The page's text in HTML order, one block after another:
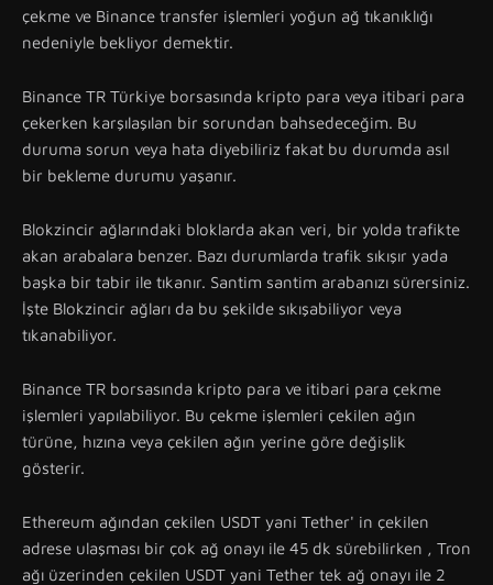
çekme ve Binance transfer işlemleri yoğun ağ tıkanıklığı
nedeniyle bekliyor demektir.
Binance TR Türkiye borsasında kripto para veya itibari para
çekerken karşılaşılan bir sorundan bahsedeceğim. Bu
duruma sorun veya hata diyebiliriz fakat bu durumda asıl
bir bekleme durumu yaşanır.
Blokzincir ağlarındaki bloklarda akan veri, bir yolda trafikte
akan arabalara benzer. Bazı durumlarda trafik sıkışır yada
başka bir tabir ile tıkanır. Santim santim arabanızı sürersiniz.
İşte Blokzincir ağları da bu şekilde sıkışabiliyor veya
tıkanabiliyor.
Binance TR borsasında kripto para ve itibari para çekme
işlemleri yapılabiliyor. Bu çekme işlemleri çekilen ağın
türüne, hızına veya çekilen ağın yerine göre değişlik
gösterir.
Ethereum ağından çekilen USDT yani Tether' in çekilen
adrese ulaşması bir çok ağ onayı ile 45 dk sürebilirken , Tron
ağı üzerinden çekilen USDT yani Tether tek ağ onayı ile 2